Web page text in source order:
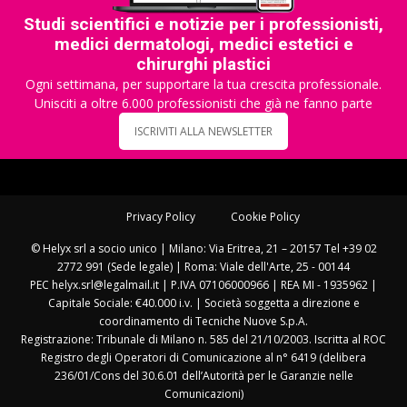
Studi scientifici e notizie per i professionisti,
medici dermatologi, medici estetici e
chirurghi plastici
Ogni settimana, per supportare la tua crescita professionale.
Unisciti a oltre 6.000 professionisti che già ne fanno parte
ISCRIVITI ALLA NEWSLETTER
Privacy Policy Cookie Policy
© Helyx srl a socio unico | Milano: Via Eritrea, 21 – 20157 Tel +39 02
2772 991 (Sede legale) | Roma: Viale dell'Arte, 25 - 00144
PEC helyx.srl@legalmail.it | P.IVA 07106000966 | REA MI - 1935962 |
Capitale Sociale: €40.000 i.v. | Società soggetta a direzione e
coordinamento di Tecniche Nuove S.p.A.
Registrazione: Tribunale di Milano n. 585 del 21/10/2003. Iscritta al ROC
Registro degli Operatori di Comunicazione al n° 6419 (delibera
236/01/Cons del 30.6.01 dell’Autorità per le Garanzie nelle
Comunicazioni)